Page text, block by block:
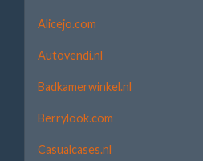
Alicejo.com
Autovendi.nl
Badkamerwinkel.nl
Berrylook.com
Casualcases.nl